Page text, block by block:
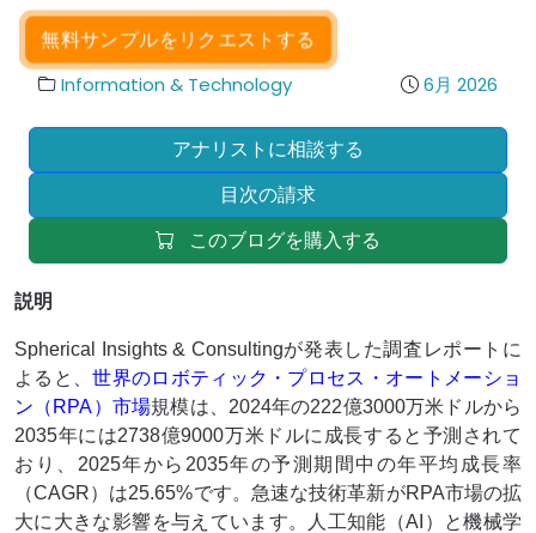
無料サンプルをリクエストする
Information & Technology 6月 2026
アナリストに相談する
目次の請求
このブログを購入する
説明
Spherical Insights & Consultingが発表した調査レポートに
よると、世界のロボティック・プロセス・オートメーショ
ン（RPA）市場規模は、2024年の222億3000万米ドルから
2035年には2738億9000万米ドルに成長すると予測されて
おり、2025年から2035年の予測期間中の年平均成長率
（CAGR）は25.65%です。急速な技術革新がRPA市場の拡
大に大きな影響を与えています。人工知能（AI）と機械学